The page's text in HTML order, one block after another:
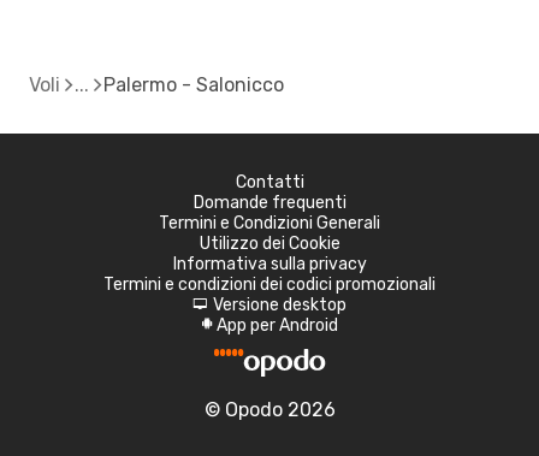
Voli Palermo - Salonicco
Contatti
Domande frequenti
Termini e Condizioni Generali
Utilizzo dei Cookie
Informativa sulla privacy
Termini e condizioni dei codici promozionali
d Versione desktop
A App per Android
© Opodo 2026